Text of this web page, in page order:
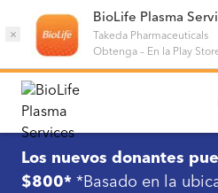
×
BioLife Plasma
Takeda Pharmaceuticals
Obtenga– En la Play
Los nuevos donantes
$800* *Basado en la